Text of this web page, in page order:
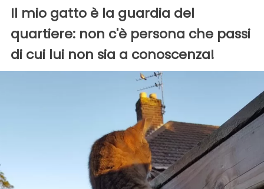
Il mio gatto è la guardia del
quartiere: non c'è persona che passi
di cui lui non sia a conoscenza!